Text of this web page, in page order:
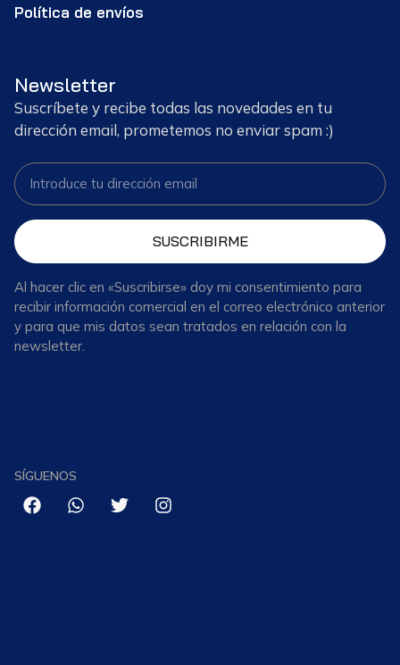
Política de envíos
Newsletter
Suscríbete y recibe todas las novedades en tu
dirección email, prometemos no enviar spam :)
SUSCRIBIRME
Al hacer clic en «Suscribirse» doy mi consentimiento para
recibir información comercial en el correo electrónico anterior
y para que mis datos sean tratados en relación con la
newsletter.
SÍGUENOS